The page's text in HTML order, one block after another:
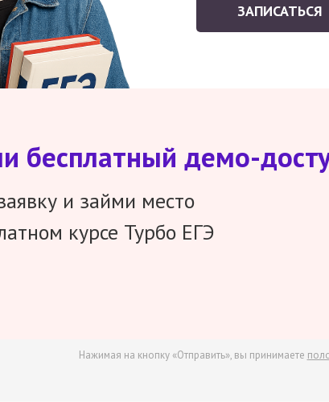
ЗАПИСАТЬСЯ
бесплатный демо-
и займи место
курсе Турбо ЕГЭ
Нажимая на кнопку «Отправить», вы принимаете